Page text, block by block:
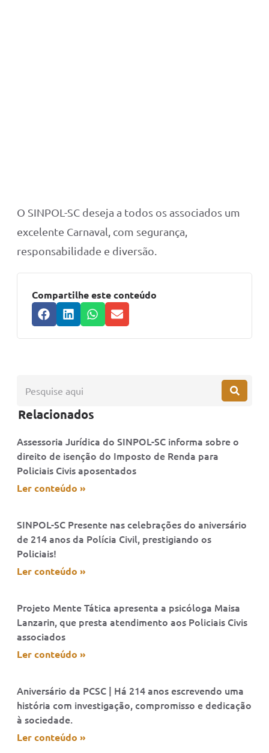
O SINPOL-SC deseja a todos os associados um
excelente Carnaval, com segurança,
responsabilidade e diversão.
Compartilhe este conteúdo
Relacionados
Assessoria Jurídica do SINPOL-SC informa sobre o
direito de isenção do Imposto de Renda para
Policiais Civis aposentados
Ler conteúdo »
SINPOL-SC Presente nas celebrações do aniversário
de 214 anos da Polícia Civil, prestigiando os
Policiais!
Ler conteúdo »
Projeto Mente Tática apresenta a psicóloga Maisa
Lanzarin, que presta atendimento aos Policiais Civis
associados
Ler conteúdo »
Aniversário da PCSC | Há 214 anos escrevendo uma
história com investigação, compromisso e dedicação
à sociedade.
Ler conteúdo »